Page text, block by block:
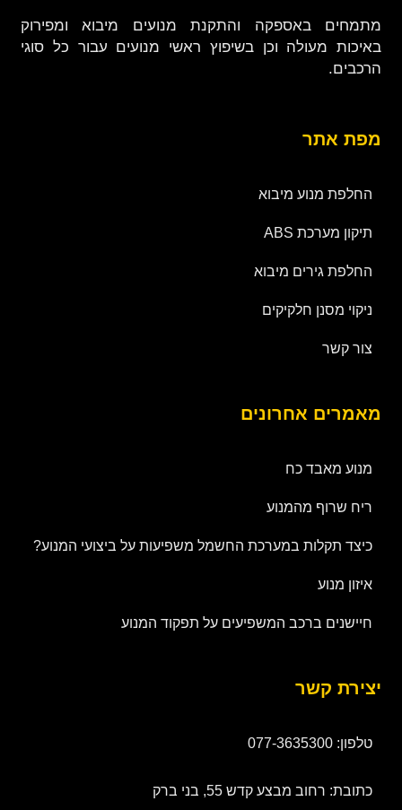
מתמחים באספקה והתקנת מנועים מיבוא ומפירוק
באיכות מעולה וכן בשיפוץ ראשי מנועים עבור כל סוגי
הרכבים.
מפת אתר
החלפת מנוע מיבוא
תיקון מערכת ABS
החלפת גירים מיבוא
ניקוי מסנן חלקיקים
צור קשר
מאמרים אחרונים
מנוע מאבד כח
ריח שרוף מהמנוע
כיצד תקלות במערכת החשמל משפיעות על ביצועי המנוע?
איזון מנוע
חיישנים ברכב המשפיעים על תפקוד המנוע
יצירת קשר
טלפון: 077-3635300
כתובת: רחוב מבצע קדש 55, בני ברק